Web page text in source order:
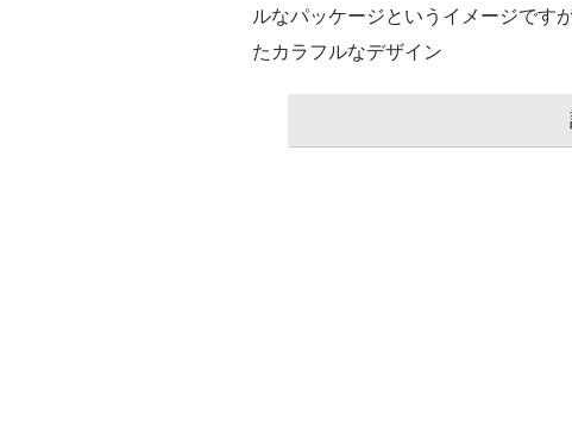
ルなパッケージというイメージです
たカラフルなデザイン